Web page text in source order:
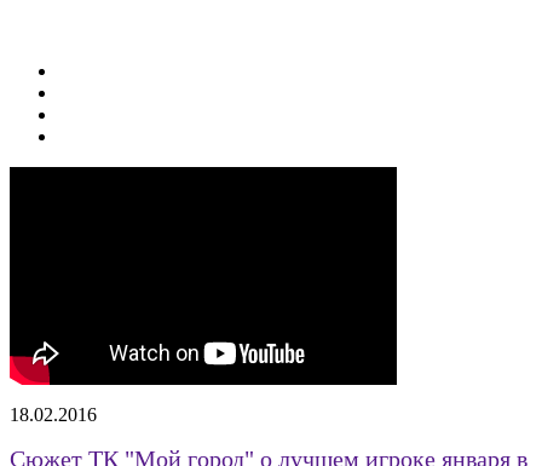
18.02.2016
Сюжет ТК "Мой город" о лучшем игроке января в